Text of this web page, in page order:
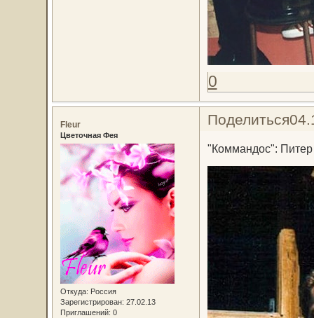
0
Поделиться
Fleur
Цветочная Фея
Откуда: Россия
Зарегистрирован: 27.02.13
Приглашений: 0
"Коммандос":